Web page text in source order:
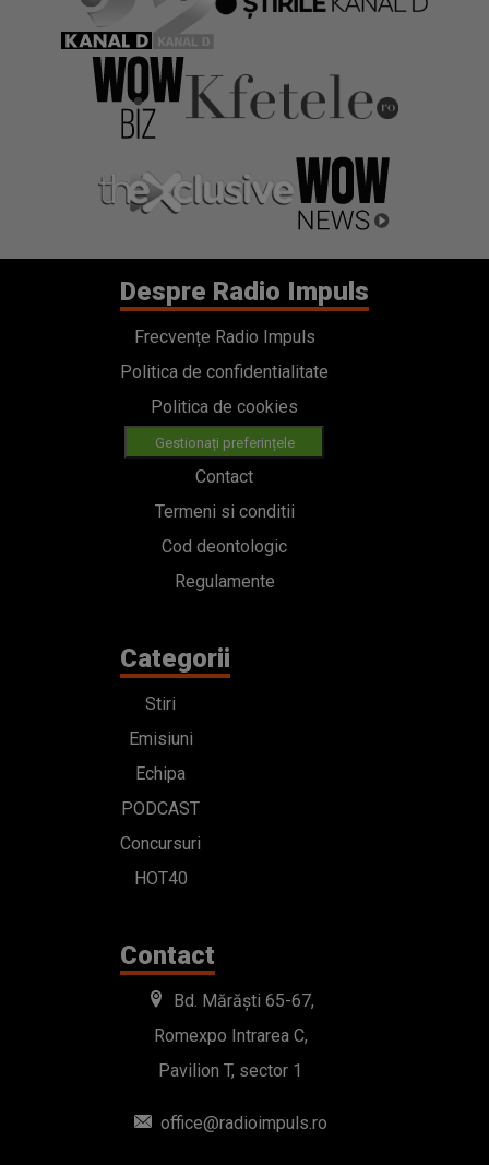
Despre Radio Impuls
Frecvențe Radio Impuls
Politica de confidentialitate
Politica de cookies
Gestionați preferințele
Contact
Termeni si conditii
Cod deontologic
Regulamente
Categorii
Stiri
Emisiuni
Echipa
PODCAST
Concursuri
HOT40
Contact
Bd. Mărăști 65-67,
Romexpo Intrarea C,
Pavilion T, sector 1
office@radioimpuls.ro